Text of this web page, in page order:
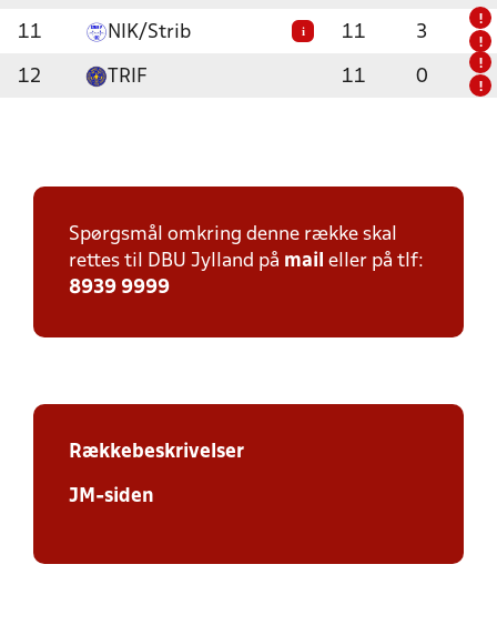
11 NIK/Strib i 11 3
!
!
12 TRIF 11 0
!
!
Spørgsmål omkring denne række skal
rettes til DBU Jylland på mail eller på tlf:
8939 9999
Rækkebeskrivelser
JM-siden